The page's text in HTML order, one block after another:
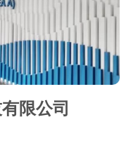
限公司